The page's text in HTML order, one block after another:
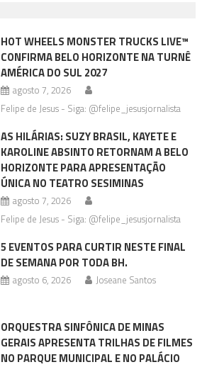
HOT WHEELS MONSTER TRUCKS LIVE™
CONFIRMA BELO HORIZONTE NA TURNÊ
AMÉRICA DO SUL 2027
agosto 7, 2026
Felipe de Jesus - Siga: @felipe_jesusjornalista
AS HILÁRIAS: SUZY BRASIL, KAYETE E
KAROLINE ABSINTO RETORNAM A BELO
HORIZONTE PARA APRESENTAÇÃO
ÚNICA NO TEATRO SESIMINAS
agosto 7, 2026
Felipe de Jesus - Siga: @felipe_jesusjornalista
5 EVENTOS PARA CURTIR NESTE FINAL
DE SEMANA POR TODA BH.
agosto 6, 2026 Joseane Santos
ORQUESTRA SINFÔNICA DE MINAS
GERAIS APRESENTA TRILHAS DE FILMES
NO PARQUE MUNICIPAL E NO PALÁCIO